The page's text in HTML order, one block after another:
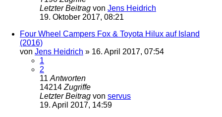
Letzter Beitrag von Jens Heidrich
19. Oktober 2017, 08:21
Four Wheel Campers Fox & Toyota Hilux auf Island
(2016)
von Jens Heidrich » 16. April 2017, 07:54
1
2
11 Antworten
14214 Zugriffe
Letzter Beitrag von servus
19. April 2017, 14:59